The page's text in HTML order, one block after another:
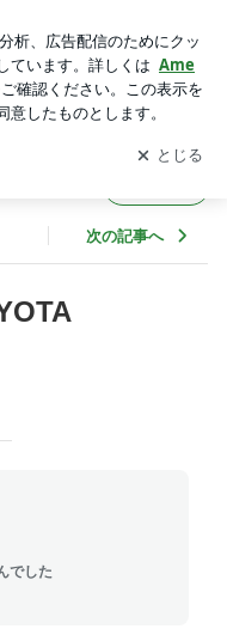
知
を受け取りまし
開く
次の記事へ
でした